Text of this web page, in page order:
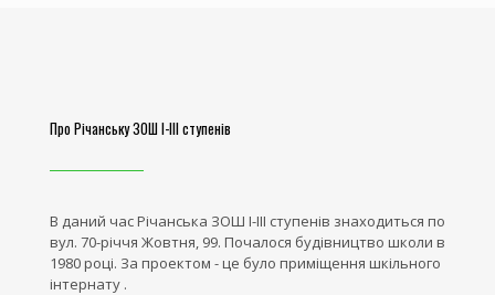
Про Річанську ЗОШ І-ІІІ ступенів
В даний час Річанська ЗОШ І-ІІІ ступенів знаходиться по
вул. 70-річчя Жовтня, 99. Почалося будівництво школи в
1980 році. За проектом - це було приміщення шкільного
інтернату .